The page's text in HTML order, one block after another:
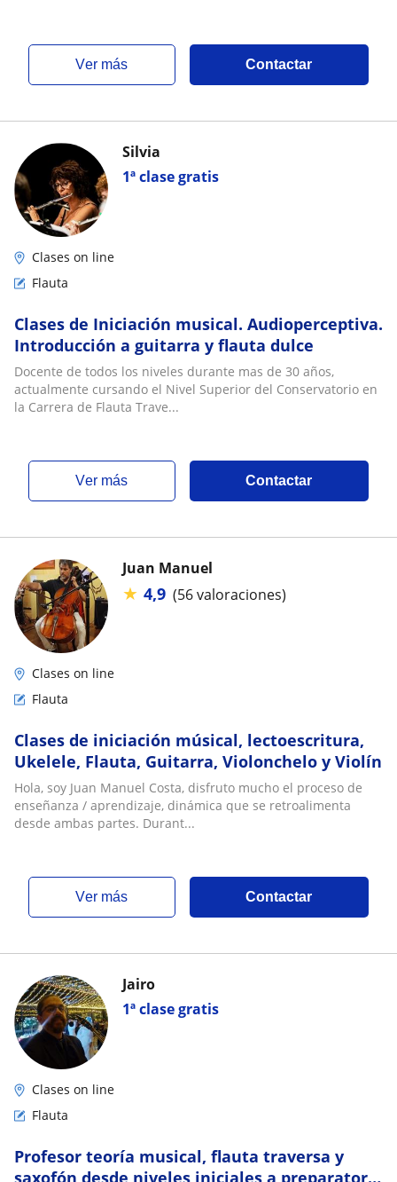
ver más Contactar
1ª clase gratis
Silvia
Clases on line
Flauta
Clases de Iniciación musical. Audioperceptiva.
Introducción a guitarra y flauta dulce
Docente de todos los niveles durante mas de 30 años,
actualmente cursando el Nivel Superior del Conservatorio en
la Carrera de Flauta Trave...
ver más Contactar
Juan Manuel
★ 4,9 (56 valoraciones)
Clases on line
Flauta
Clases de iniciación músical, lectoescritura,
Ukelele, Flauta, Guitarra, Violonchelo y Violín
Hola, soy Juan Manuel Costa, disfruto mucho el proceso de
enseñanza / aprendizaje, dinámica que se retroalimenta
desde ambas partes. Durant...
ver más Contactar
1ª clase gratis
Jairo
Clases on line
Flauta
Profesor teoría musical, flauta traversa y
saxofón desde niveles iniciales a preparatorio